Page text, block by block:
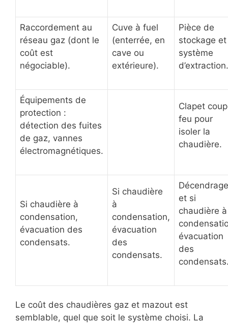
Raccordement au
réseau gaz (dont le
coût est
négociable).
Cuve à fuel
(enterrée, en
cave ou
extérieure).
Pièce de
stockage et
système
d’extraction.
Équipements de
protection :
détection des fuites
de gaz, vannes
électromagnétiques.
Clapet
feu pour
isoler la
chaudière.
Si chaudière à
condensation,
évacuation des
condensats.
Si chaudière
à
condensation,
évacuation
des
condensats.
Décendrage
et si
chaudière à
évacuation
des
Le coût des chaudières gaz et mazout est
semblable, quel que soit le système choisi. La